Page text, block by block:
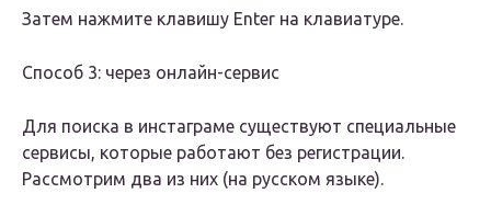
Затем нажмите клавишу Enter на клавиатуре.
Способ 3: через онлайн-сервис
Для поиска в инстаграме существуют специальные
сервисы, которые работают без регистрации.
Рассмотрим два из них (на русском языке).